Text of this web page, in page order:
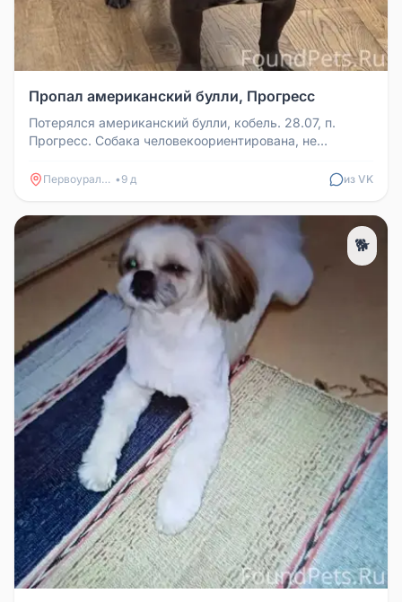
Пропал американский булли, Прогресс
Потерялся американский булли, кобель. 28.07, п.
Прогресс. Собака человекоориентирована, не
Первоуральск • 9 д из VK
🐕